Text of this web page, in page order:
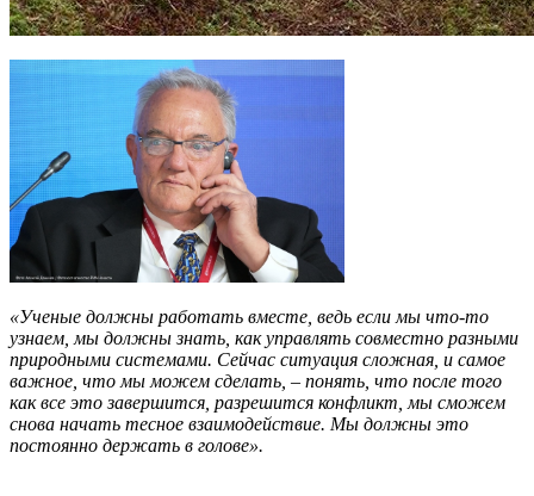
«Ученые должны работать вместе, ведь если мы что-то
узнаем, мы должны знать, как управлять совместно разными
природными системами. Сейчас ситуация сложная, и самое
важное, что мы можем сделать, – понять, что после того
как все это завершится, разрешится конфликт, мы сможем
снова начать тесное взаимодействие. Мы должны это
постоянно держать в голове».